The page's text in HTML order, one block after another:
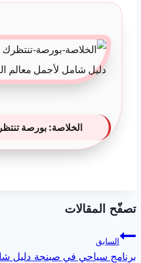
الخلاصة: بورصة
تصفّح المقالات
السابق
برنامج سياحي في صبنجة دليل